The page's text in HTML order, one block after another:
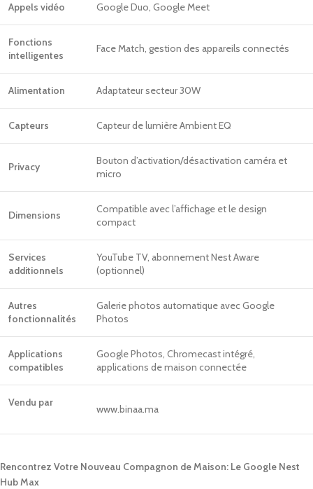
Appels vidéo Google Duo, Google Meet
Fonctions
intelligentes
Face Match, gestion des appareils connectés
Alimentation Adaptateur secteur 30W
Capteurs Capteur de lumière Ambient EQ
Privacy
Bouton d’activation/désactivation caméra et
micro
Dimensions
Compatible avec l’affichage et le design
compact
Services
additionnels
YouTube TV, abonnement Nest Aware
(optionnel)
Autres
fonctionnalités
Galerie photos automatique avec Google
Photos
Applications
compatibles
Google Photos, Chromecast intégré,
applications de maison connectée
Vendu par
www.binaa.ma
Rencontrez Votre Nouveau Compagnon de Maison: Le Google Nest
Hub Max